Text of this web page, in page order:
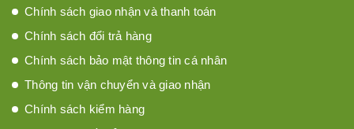
Chính sách giao nhận và thanh toán
Chính sách đổi trả hàng
Chính sách bảo mật thông tin cá nhân
Thông tin vận chuyển và giao nhận
Chính sách kiểm hàng